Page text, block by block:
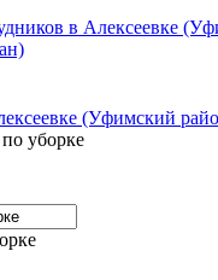
в Алексеевке
(Уфимский
уборке